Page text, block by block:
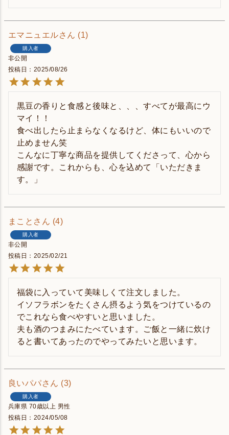
エマニュエル 1
購入者
非公開
投稿日
2025/08/26
黒豆の香りと食感と後味と、、、すべてが最高にウ
マイ！！
食べ出したら止まらなくなるけど、体にもいいので
止めません笑
こんなに丁寧な商品を提供してくださって、心から
感謝です。これからも、心を込めて「いただきま
まこと 4
購入者
非公開
投稿日
2025/02/21
福袋に入っていて美味しくて注文しました。
イソフラボンをたくさん摂るよう気をつけているの
でこれなら食べやすいと思いました。
夫も酒のつまみにたべています。ご飯と一緒に炊け
ると書いてあったのでやってみたいと思います。
良いパパ 3
購入者
兵庫県 70歳以上 男性
投稿日
2024/05/08